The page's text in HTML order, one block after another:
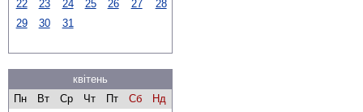
22
23 24 25 26 27
28
29
30 31
квітень
Пн
Вт Ср Чт Пт Сб
Нд